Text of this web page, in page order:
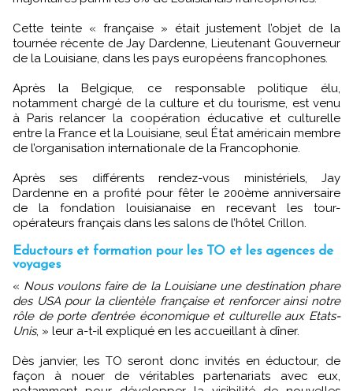
Cette teinte « française » était justement l’objet de la
tournée récente de Jay Dardenne, Lieutenant Gouverneur
de la Louisiane, dans les pays européens francophones.
Après la Belgique, ce responsable politique élu,
notamment chargé de la culture et du tourisme, est venu
à Paris relancer la coopération éducative et culturelle
entre la France et la Louisiane, seul État américain membre
de l’organisation internationale de la Francophonie.
Après ses différents rendez-vous ministériels, Jay
Dardenne en a profité pour fêter le 200ème anniversaire
de la fondation louisianaise en recevant les tour-
opérateurs français dans les salons de l’hôtel Crillon.
Eductours et formation pour les TO et les agences de
voyages
« Nous voulons faire de la Louisiane une destination phare
des USA pour la clientèle française et renforcer ainsi notre
rôle de porte d’entrée économique et culturelle aux Etats-
Unis, » leur a-t-il expliqué en les accueillant à dîner.
Dès janvier, les TO seront donc invités en éductour, de
façon à nouer de véritables partenariats avec eux,